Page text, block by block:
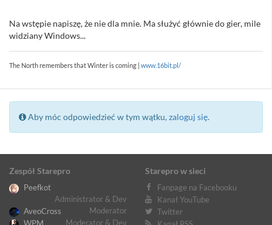
Na wstępie napiszę, że nie dla mnie. Ma służyć głównie do gier, mile
widziany Windows...
The North remembers that Winter is coming | www.16bit.pl/
Aby móc odpowiedzieć w tym wątku,zaloguj się.
Zespół Starepro
Peefkot
Administrator & Dev
AveoCross
Moderator
Moderator & Dev
Starepro w sieci
Fanpage na Facebooku
Kanał YouTube
Twitter